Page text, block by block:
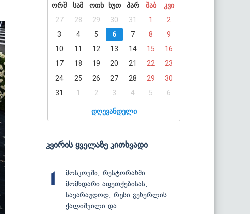
ორშ
სამ ოთხ ხუთ პარ შაბ
კვი
27
28 29 30 31 1
2
3
4 5 6 7 8
9
10
11 12 13 14 15
16
17
18 19 20 21 22
23
24
25 26 27 28 29
30
31
1 2 3 4 5 6
დღევანდელი
კვირის ყველაზე კითხვადი
1
მოსკოვში, რესტორანში
მომხდარი აფეთქებისას,
სავარაუდოდ, რუსი გენერლის
ქალიშვილი და...